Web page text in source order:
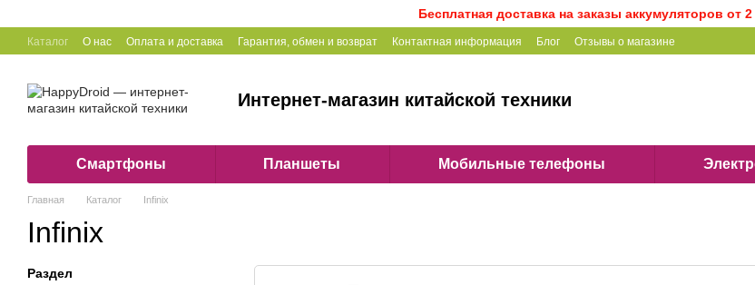
Бесплатная доставка на заказы аккумуляторов от
Каталог О нас Оплата и доставка Гарантия, обмен и возврат Контактная информация Блог Отзывы о магазине
Интернет-магазин китайской техники
Смартфоны Планшеты Мобильные телефоны
Главная Каталог Infinix
Infinix
Раздел